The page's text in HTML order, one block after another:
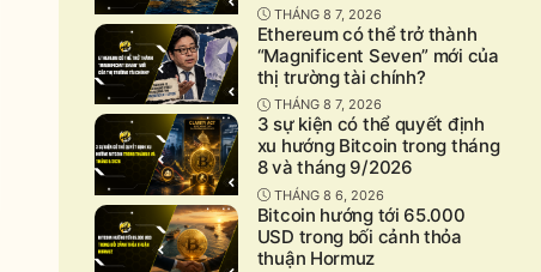
THÁNG 8 7, 2026
Ethereum có thể trở thành
“Magnificent Seven” mới của
thị trường tài chính?
THÁNG 8 7, 2026
3 sự kiện có thể quyết định
xu hướng Bitcoin trong tháng
8 và tháng 9/2026
THÁNG 8 6, 2026
Bitcoin hướng tới 65.000
USD trong bối cảnh thỏa
thuận Hormuz